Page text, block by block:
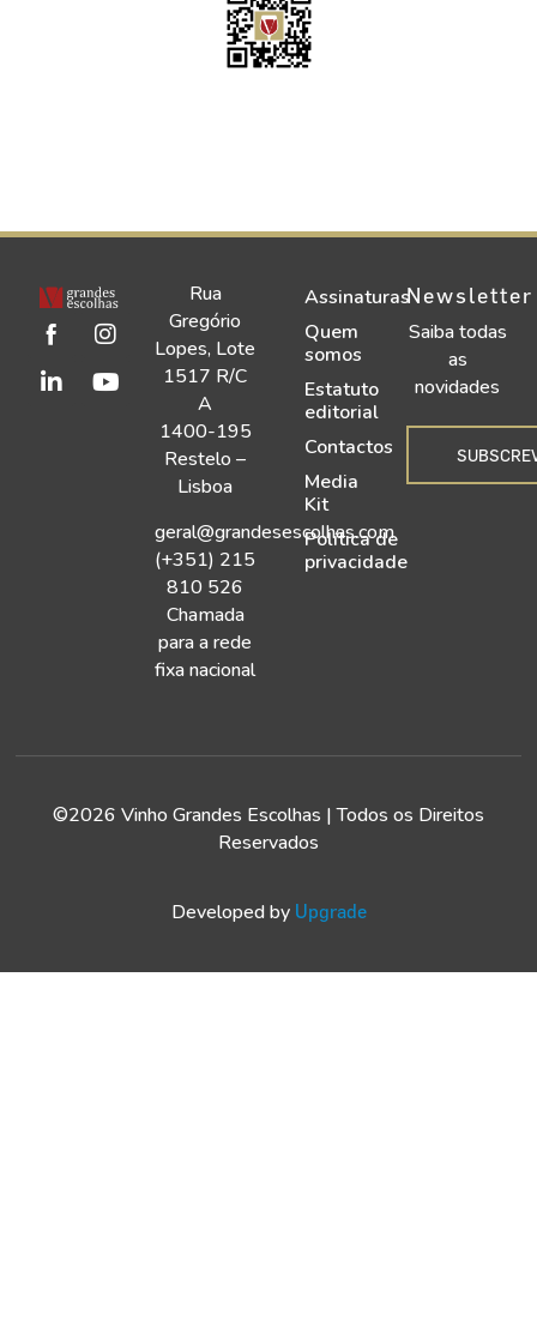
Rua
Gregório
Lopes, Lote
1517 R/C
A
1400-195
Restelo –
Lisboa
geral@grandesescolhas.com
(+351) 215
810 526
Chamada
para a rede
fixa nacional
Assinaturas
Quem
somos
Estatuto
editorial
Contactos
Media
Kit
Política de
privacidade
Newsletter
Saiba todas
as
novidades
©2026 Vinho Grandes Escolhas | Todos os Direitos
Reservados
Developed by Upgrade